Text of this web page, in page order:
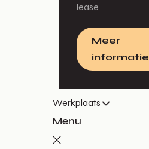
lease
Meer
informatie
Werkplaats
Menu